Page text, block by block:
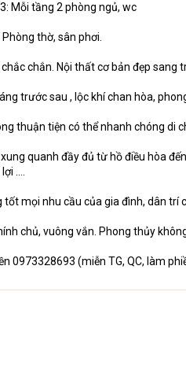
Mỗi tầng 2 phòng ngủ, wc
thờ, sân phơi.
chắn. Nội thất cơ bản đẹp sang
trước sau , lộc khí chan hòa,
thuận tiện có thể nhanh chóng di
quanh đầy đủ từ hồ điều hòa
....
tốt mọi nhu cầu của gia đình, dân trí
chủ, vuông vắn. Phong thủy
0973328693 (miễn TG, QC, làm